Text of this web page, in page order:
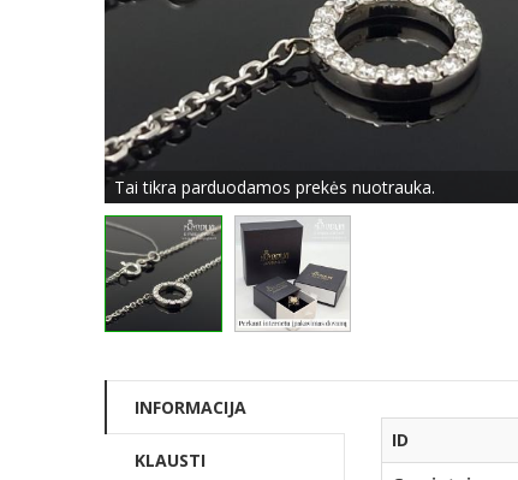
Tai tikra parduodamos prekės nuotrauka.
INFORMACIJA
KLAUSTI
ID